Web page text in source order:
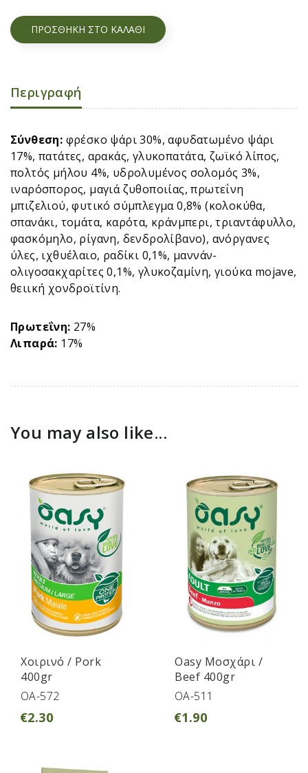
ΠΡΟΣΘΉΚΗ ΣΤΟ ΚΑΛΆΘΙ
Περιγραφή
Σύνθεση: φρέσκο ψάρι 30%, αφυδατωμένο ψάρι
17%, πατάτες, αρακάς, γλυκοπατάτα, ζωϊκό λίπος,
πολτός μήλου 4%, υδρολυμένος σολομός 3%,
ιναρόσπορος, μαγιά ζυθοποιίας, πρωτεΐνη
μπιζελιού, φυτικό σύμπλεγμα 0,8% (κολοκύθα,
σπανάκι, τομάτα, καρότα, κράνμπερι, τριαντάφυλλο,
φασκόμηλο, ρίγανη, δενδρολίβανο), ανόργανες
ύλες, ιχθυέλαιο, ραδίκι 0,1%, μαννάν-
ολιγοσακχαρίτες 0,1%, γλυκοζαμίνη, γιούκα mojave,
θειική χονδροϊτίνη.
Πρωτεΐνη: 27%
Λιπαρά: 17%
You may also like...
Χοιρινό / Pork
400gr
OA-572
€2.30
Oasy Μοσχάρι /
Beef 400gr
OA-511
€1.90